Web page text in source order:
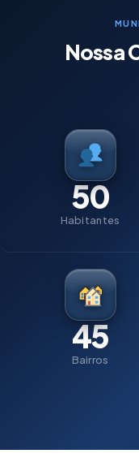
Nossa
50
Habitantes
45
Bairros